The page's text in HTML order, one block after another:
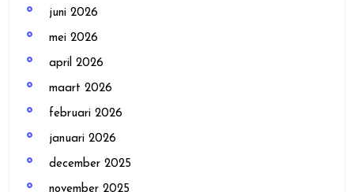
juni 2026
mei 2026
april 2026
maart 2026
februari 2026
januari 2026
december 2025
november 2025